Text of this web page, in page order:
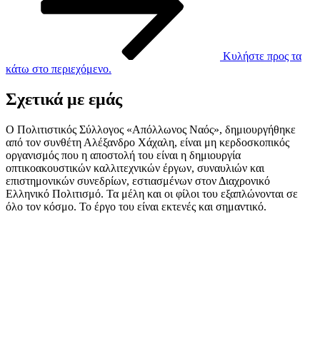
Κυλήστε προς τα
κάτω στο περιεχόμενο.
Σχετικά με εμάς
Ο Πολιτιστικός Σύλλογος «Απόλλωνος Ναός», δημιουργήθηκε
από τον συνθέτη Αλέξανδρο Χάχαλη, είναι μη κερδοσκοπικός
οργανισμός που η αποστολή του είναι η δημιουργία
οπτικοακουστικών καλλιτεχνικών έργων, συναυλιών και
επιστημονικών συνεδρίων, εστιασμένων στον Διαχρονικό
Ελληνικό Πολιτισμό. Τα μέλη και οι φίλοι του εξαπλώνονται σε
όλο τον κόσμο. Το έργο του είναι εκτενές και σημαντικό.